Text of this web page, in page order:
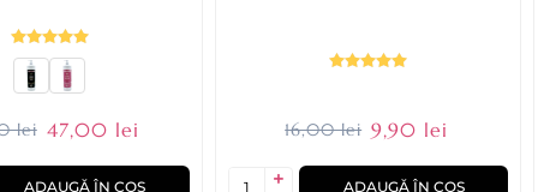
lei 47,00 lei
ADAUGĂ ÎN COȘ
16,00 lei 9,90 lei
ADAUGĂ ÎN COȘ